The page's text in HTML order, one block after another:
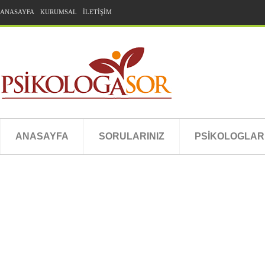
ANASAYFA KURUMSAL İLETİŞİM
ANASAYFA SORULARINIZ